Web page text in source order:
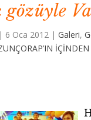
gözüyle
| 6 Oca 2012 |Galeri,
İÇİNDEN